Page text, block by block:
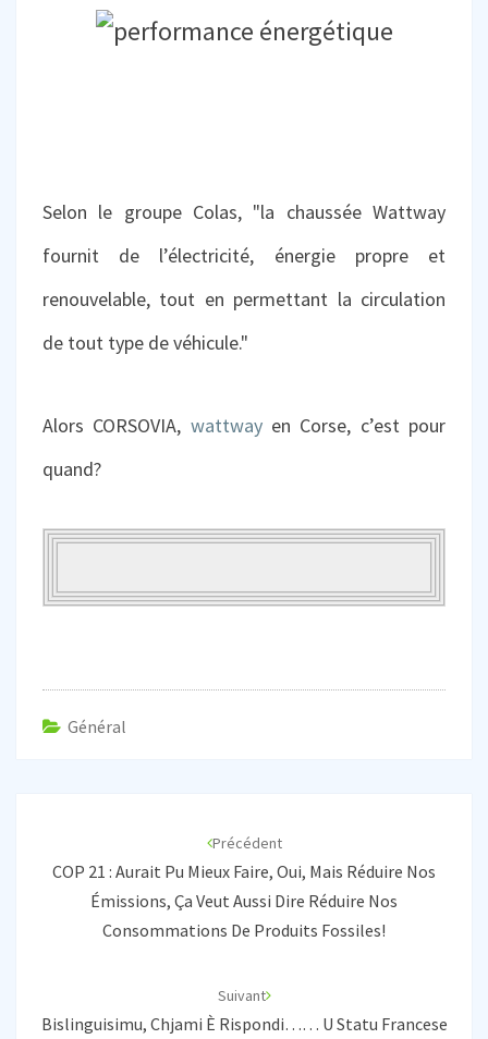
Selon le groupe Colas, "la chaussée Wattway
fournit de l’électricité, énergie propre et
renouvelable, tout en permettant la circulation
de tout type de véhicule."
Alors CORSOVIA, wattway en Corse, c’est pour
quand?
Général
Précédent
COP 21 : Aurait Pu Mieux Faire, Oui, Mais Réduire Nos
Émissions, Ça Veut Aussi Dire Réduire Nos
Consommations De Produits Fossiles!
Suivant
Bislinguisimu, Chjami È Rispondi…… U Statu Francese